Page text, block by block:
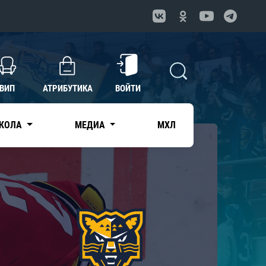
ВИП АТРИБУТИКА ВОЙТИ
МЕДИА МХЛ